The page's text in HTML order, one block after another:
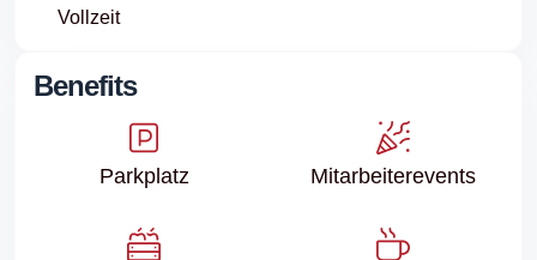
Vollzeit
Benefits
Parkplatz Mitarbeiter­events